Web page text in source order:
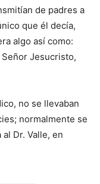
de padres a
que él decía,
algo así como:
Jesucristo,
no se llevaban
normalmente se
Dr. Valle, en